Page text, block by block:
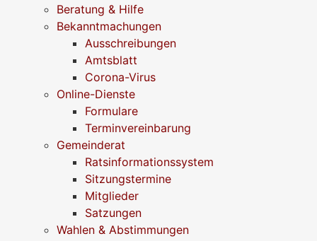
Beratung & Hilfe
Bekanntmachungen
Ausschreibungen
Amtsblatt
Corona-Virus
Online-Dienste
Formulare
Terminvereinbarung
Gemeinderat
Ratsinformationssystem
Sitzungstermine
Mitglieder
Satzungen
Wahlen & Abstimmungen